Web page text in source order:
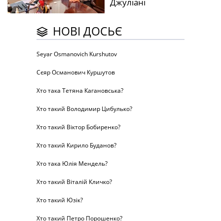
Джуліані
НОВІ ДОСЬЄ
Seyar Osmanovich Kurshutov
Сєяр Османович Куршутов
Хто така Тетяна Кагановська?
Хто такий Володимир Цибулько?
Хто такий Віктор Бобиренко?
Хто такий Кирило Буданов?
Хто така Юлія Мендель?
Хто такий Віталій Кличко?
Хто такий Юзік?
Хто такий Петро Порошенко?